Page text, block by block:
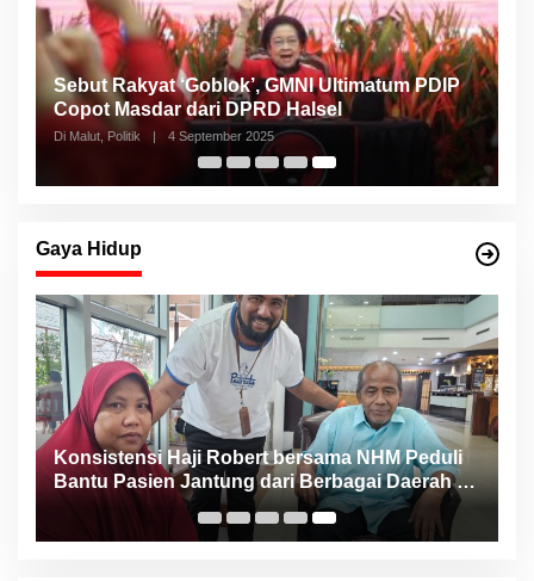
Sebut Rakyat ‘Goblok’, GMNI Ultimatum PDIP
Copot Masdar dari DPRD Halsel
Di Malut, Politik 4 September 2025
Gaya Hidup
Konsistensi Haji Robert bersama NHM Peduli
Bantu Pasien Jantung dari Berbagai Daerah di
Maluku Utara